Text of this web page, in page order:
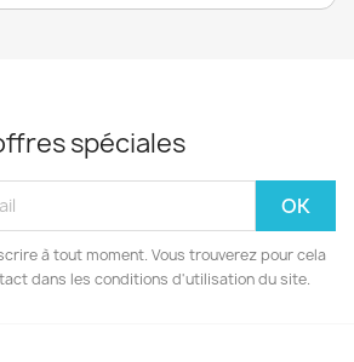
spéciales
à tout moment. Vous trouverez pour cela
dans les conditions d'utilisation du site.